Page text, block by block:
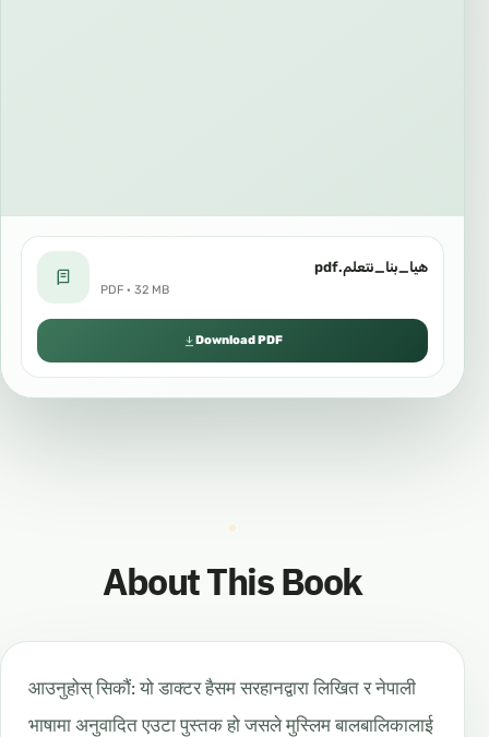
هيا_بنا_نتعلم.pdf
PDF · 32 MB
Download PDF
About This Book
आउनुहोस् सिकौं: यो डाक्टर हैसम सरहानद्वारा लिखित र नेपाली
भाषामा अनुवादित एउटा पुस्तक हो जसले मुस्लिम बालबालिकालाई